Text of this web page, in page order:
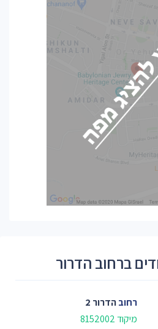
ברחוב הדרור
רחובהדרור 2
מיקוד 8152002